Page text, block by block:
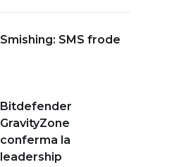
Smishing: SMS frode
Bitdefender
GravityZone
conferma la
leadership